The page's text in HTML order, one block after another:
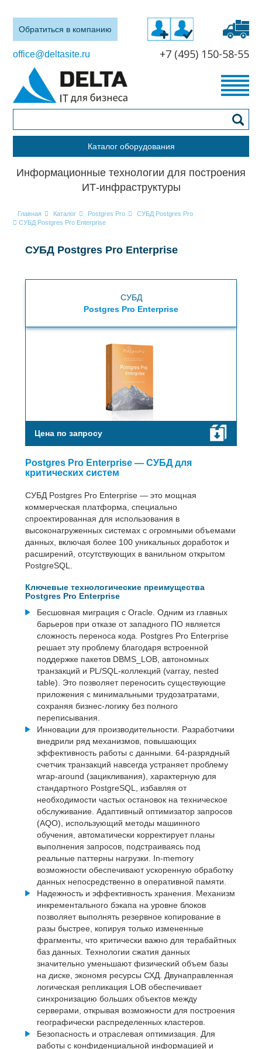
Обратиться в компанию
office@deltasite.ru +7 (495) 150-58-55
Каталог оборудования
Информационные технологии для построения
ИТ-инфраструктуры
Главная Каталог Postgres Pro
СУБД Postgres Pro
СУБД Postgres Pro Enterprise
СУБД Postgres Pro Enterprise
СУБД
Postgres Pro Enterprise
Цена по запросу
Postgres Pro Enterprise — СУБД для
критических систем
СУБД Postgres Pro Enterprise — это мощная
коммерческая платформа, специально
спроектированная для использования в
высоконагруженных системах с огромными объемами
данных, включая более 100 уникальных доработок и
расширений, отсутствующих в ванильном открытом
PostgreSQL.
Ключевые технологические преимущества
Postgres Pro Enterprise
Бесшовная миграция с Oracle. Одним из главных
барьеров при отказе от западного ПО является
сложность переноса кода. Postgres Pro Enterprise
решает эту проблему благодаря встроенной
поддержке пакетов DBMS_LOB, автономных
транзакций и PL/SQL-коллекций (varray, nested
table). Это позволяет переносить существующие
приложения с минимальными трудозатратами,
сохраняя бизнес-логику без полного
переписывания.
Инновации для производительности. Разработчики
внедрили ряд механизмов, повышающих
эффективность работы с данными. 64-разрядный
счетчик транзакций навсегда устраняет проблему
wrap-around (зацикливания), характерную для
стандартного PostgreSQL, избавляя от
необходимости частых остановок на техническое
обслуживание. Адаптивный оптимизатор запросов
(AQO), использующий методы машинного
обучения, автоматически корректирует планы
выполнения запросов, подстраиваясь под
реальные паттерны нагрузки. In-memory
возможности обеспечивают ускоренную обработку
данных непосредственно в оперативной памяти.
Надежность и эффективность хранения. Механизм
инкрементального бэкапа на уровне блоков
позволяет выполнять резервное копирование в
разы быстрее, копируя только измененные
фрагменты, что критически важно для терабайтных
баз данных. Технологии сжатия данных
значительно уменьшают физический объем базы
на диске, экономя ресурсы СХД. Двунаправленная
логическая репликация LOB обеспечивает
синхронизацию больших объектов между
серверами, открывая возможности для построения
географически распределенных кластеров.
Безопасность и отраслевая оптимизация. Для
работы с конфиденциальной информацией и